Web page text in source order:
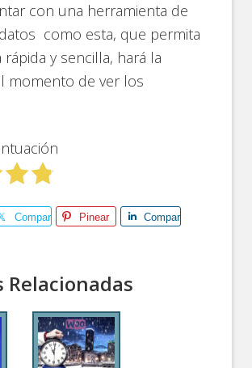
con una herramienta de
como esta, que permita
y sencilla, hará la
momento de ver los
Comparte Pinear Comparte
Relacionadas